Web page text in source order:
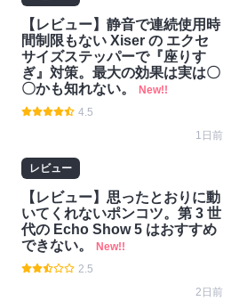
【レビュー】静音で連続使用時
間制限もない Xiser の エクセ
サイズステッパーで『座りす
ぎ』対策。最大の効果は実は〇
〇かも知れない。
New!!
4.5
1日前
レビュー
【レビュー】思ったとおりに動
いてくれないポンコツ。第 3 世
代の Echo Show 5 はおすすめ
できない。
New!!
2.5
2日前